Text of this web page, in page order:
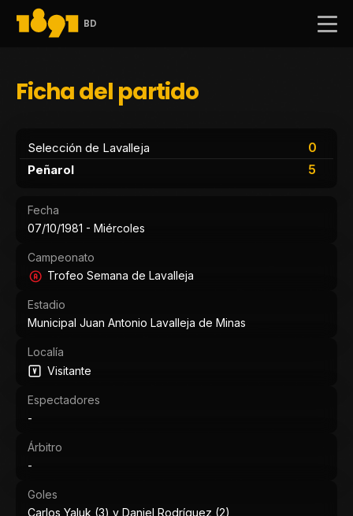
BD
Ficha del partido
Selección de Lavalleja
0
5
Peñarol
Fecha
07/10/1981 - Miércoles
Campeonato
Trofeo Semana de Lavalleja
Estadio
Municipal Juan Antonio Lavalleja de Minas
Localía
Visitante
Espectadores
-
Árbitro
-
Goles
Carlos Yaluk (3) y Daniel Rodríguez (2)